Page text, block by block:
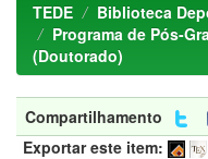
TEDE
Biblioteca
Programa de Pós-
(Doutorado)
Compartilhamento
Exportar este item: